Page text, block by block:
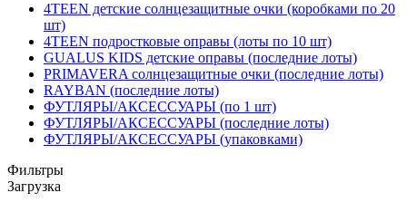
4TEEN детские солнцезащитные очки (коробками по 20
шт)
4TEEN подростковые оправы (лоты по 10 шт)
GUALUS KIDS детские оправы (последние лоты)
PRIMAVERA солнцезащитные очки (последние лоты)
RAYBAN (последние лоты)
ФУТЛЯРЫ/АКСЕССУАРЫ (по 1 шт)
ФУТЛЯРЫ/АКСЕССУАРЫ (последние лоты)
ФУТЛЯРЫ/АКСЕССУАРЫ (упаковками)
Фильтры
Загрузка